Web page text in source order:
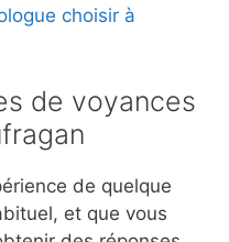
choisir à
de voyances
de quelque
et que vous